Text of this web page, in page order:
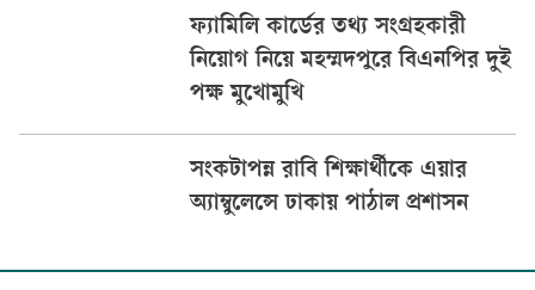
ফ্যামিলি কার্ডের তথ্য সংগ্রহকারী
নিয়োগ নিয়ে মহম্মদপুরে বিএনপির দুই
পক্ষ মুখোমুখি
সংকটাপন্ন রাবি শিক্ষার্থীকে এয়ার
অ্যাম্বুলেন্সে ঢাকায় পাঠাল প্রশাসন